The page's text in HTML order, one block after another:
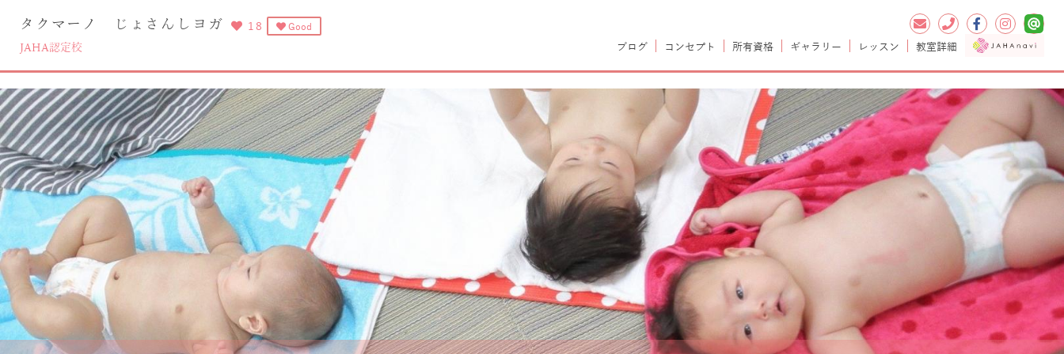
タクマーノ じょさんしヨガ 18 Good
JAHA認定校 ブログ コンセプト 所有資格 ギャラリー レッスン 教室詳細
『大阪府』高槻市を拠点に北摂エリアで活動中 ベビーヨガ＆ママヨガ(ベビママヨガ) 産後ヨガ、骨盤スリムヨガ、マタニティヨガ、ベビーチャクラマッサージ、各教室を開催しま
す。